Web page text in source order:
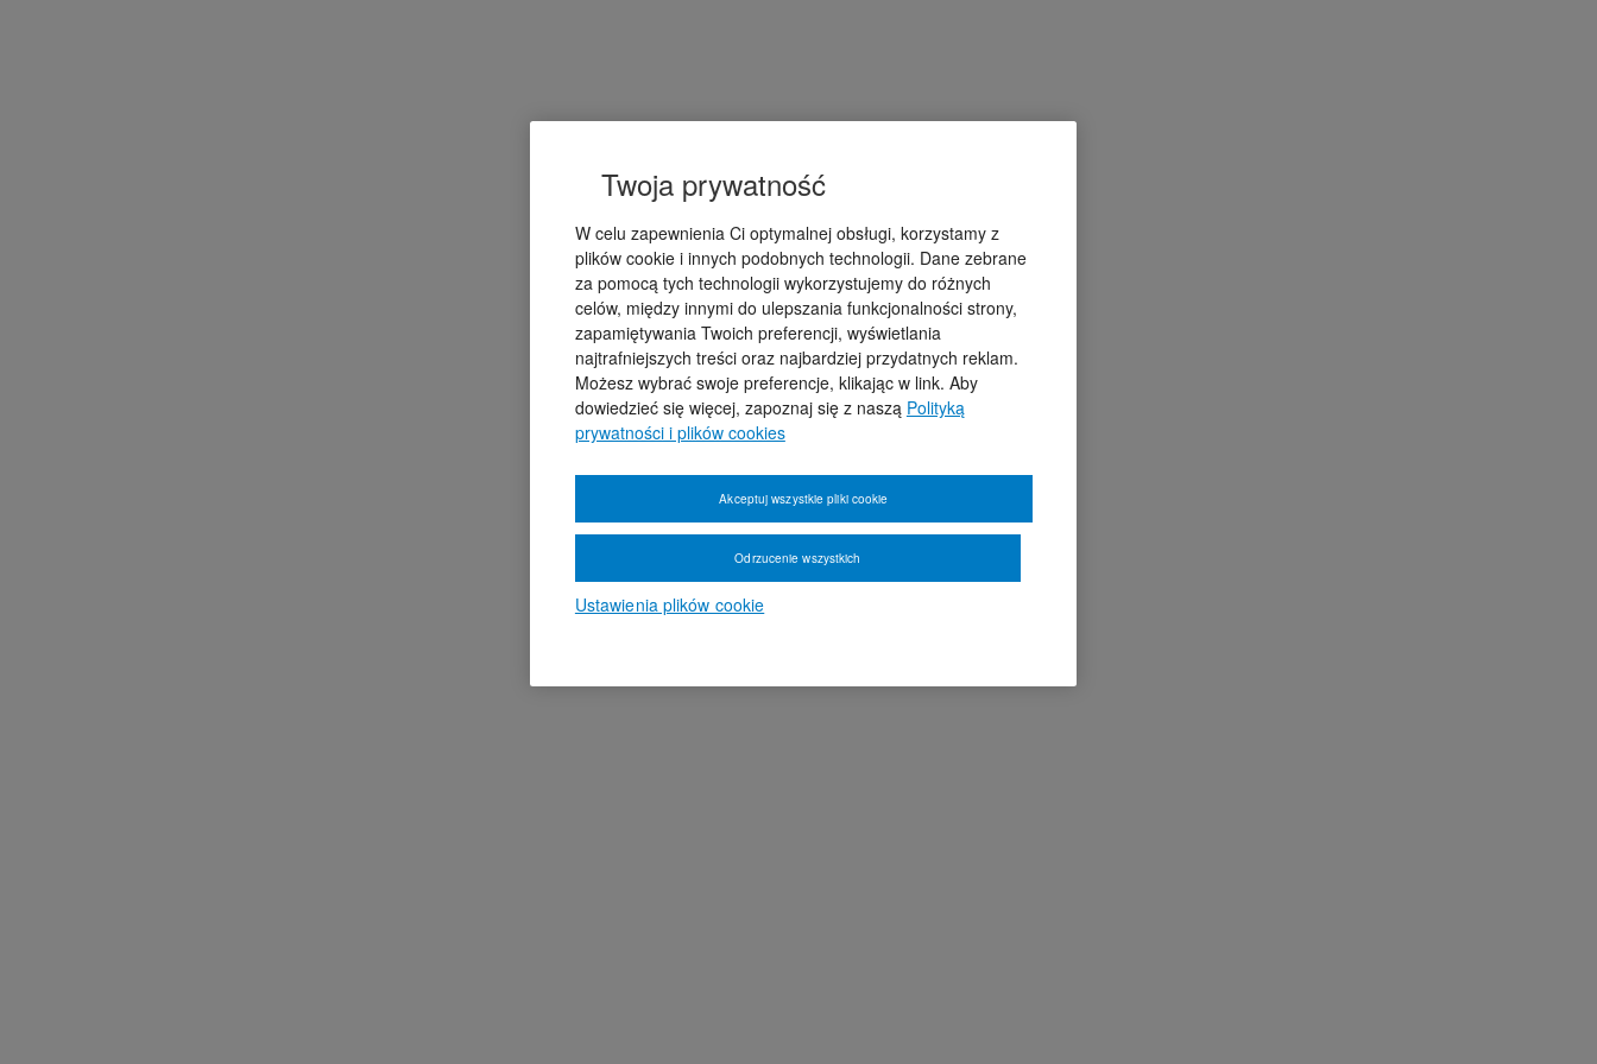
Twoja prywatność
W celu zapewnienia Ci optymalnej obsługi, korzystamy z
plików cookie i innych podobnych technologii. Dane zebrane
za pomocą tych technologii wykorzystujemy do różnych
celów, między innymi do ulepszania funkcjonalności strony,
zapamiętywania Twoich preferencji, wyświetlania
najtrafniejszych treści oraz najbardziej przydatnych reklam.
Możesz wybrać swoje preferencje, klikając w link. Aby
dowiedzieć się więcej, zapoznaj się z naszą Polityką
prywatności i plików cookies
Ustawienia plików cookie
Odrzucenie wszystkich
Akceptuj wszystkie pliki cookie